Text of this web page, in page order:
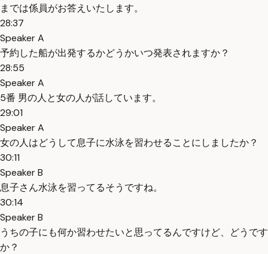
までは係員がお答えいたします。
28:37
Speaker A
予約した船が出発するかどうかいつ発表されますか？
28:55
Speaker A
5番 男の人と女の人が話しています。
29:01
Speaker A
女の人はどうして息子に水泳を習わせることにしましたか？
30:11
Speaker B
息子さん水泳を習ってるそうですね。
30:14
Speaker B
うちの子にも何か習わせたいと思ってるんですけど、どうです
か？